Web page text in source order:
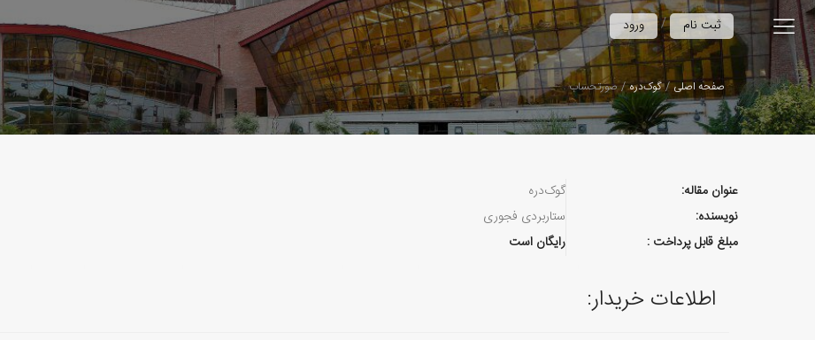
ورود / ثبت نام
صفحه اصلی گوک‌دره صورتحساب
عنوان مقاله:
گوک‌دره
نویسنده:
ستاربردی فجوری
مبلغ قابل پرداخت :
رایگان است
اطلاعات خریدار: